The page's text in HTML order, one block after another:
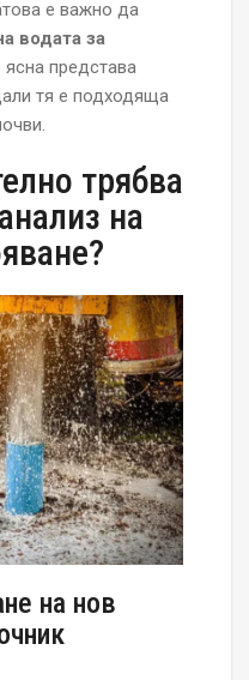
е важно да
водата за
представа
тя е подходяща
трябва
на
на нов